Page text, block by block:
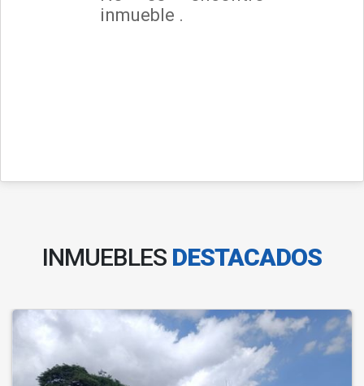
inmueble .
INMUEBLES DESTACADOS